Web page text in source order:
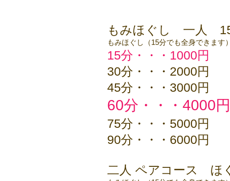
もみほぐし 一人 15
もみほぐし（15分でも全身できます）
15分・・・1000円
30分・・・2000円
45分・・・3000円
60分・・・4000円
75分・・・5000円
90分・・・6000円
二人 ペアコース ほ